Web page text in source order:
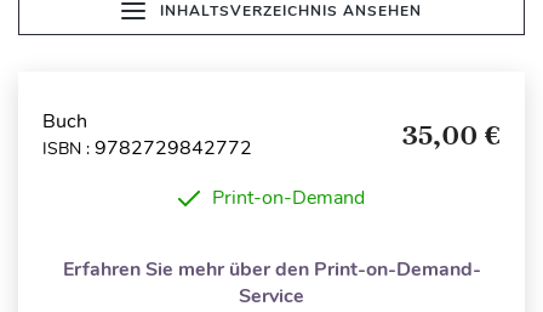
INHALTSVERZEICHNIS ANSEHEN
Buch
ISBN : 9782729842772 35,00 €
Print-on-Demand
Erfahren Sie mehr über den Print-on-Demand-
Service